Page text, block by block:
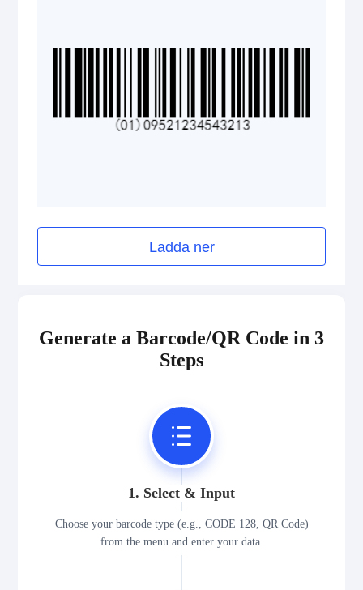
ISBN Codes
GS1 2D Codes
Ladda ner
Generate a Barcode/QR Code in 3
Steps
1. Select & Input
Choose your barcode type (e.g., CODE 128, QR Code)
from the menu and enter your data.